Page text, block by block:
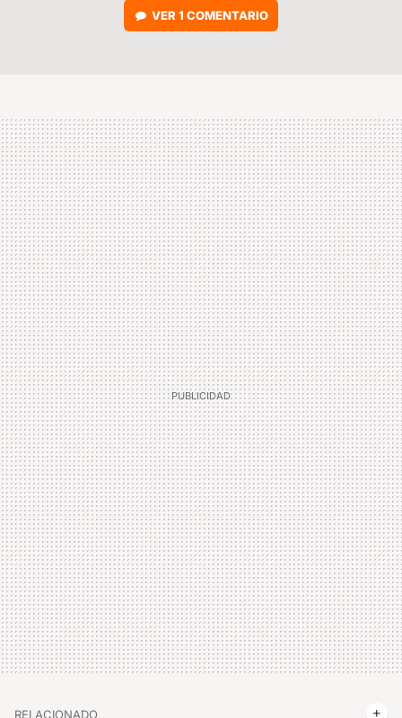
VER1 COMENTARIO
RELACIONADO